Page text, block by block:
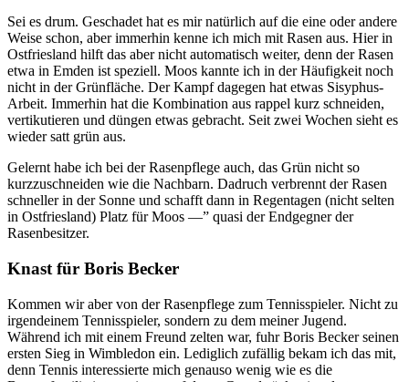
Sei es drum. Geschadet hat es mir natürlich auf die eine oder andere
Weise schon, aber immerhin kenne ich mich mit Rasen aus. Hier in
Ostfriesland hilft das aber nicht automatisch weiter, denn der Rasen
etwa in Emden ist speziell. Moos kannte ich in der Häufigkeit noch
nicht in der Grünfläche. Der Kampf dagegen hat etwas Sisyphus-
Arbeit. Immerhin hat die Kombination aus rappel kurz schneiden,
vertikutieren und düngen etwas gebracht. Seit zwei Wochen sieht es
wieder satt grün aus.
Gelernt habe ich bei der Rasenpflege auch, das Grün nicht so
kurzzuschneiden wie die Nachbarn. Dadruch verbrennt der Rasen
schneller in der Sonne und schafft dann in Regentagen (nicht selten
in Ostfriesland) Platz für Moos —” quasi der Endgegner der
Rasenbesitzer.
Knast für Boris Becker
Kommen wir aber von der Rasenpflege zum Tennisspieler. Nicht zu
irgendeinem Tennisspieler, sondern zu dem meiner Jugend.
Während ich mit einem Freund zelten war, fuhr Boris Becker seinen
ersten Sieg in Wimbledon ein. Lediglich zufällig bekam ich das mit,
denn Tennis interessierte mich genauso wenig wie es die